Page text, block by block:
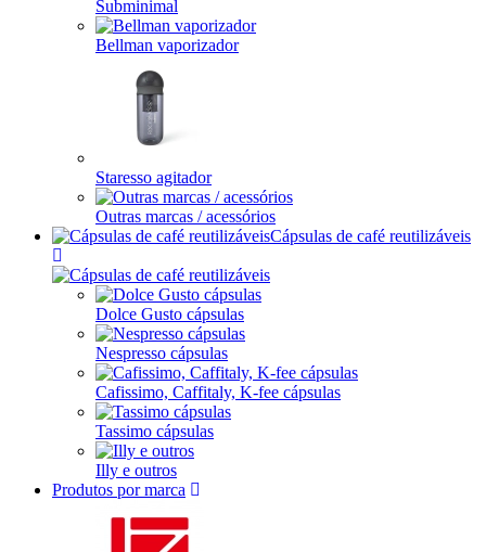
Subminimal
Bellman vaporizador
Staresso agitador
Outras marcas / acessórios
Cápsulas de café reutilizáveis
Dolce Gusto cápsulas
Nespresso cápsulas
Cafissimo, Caffitaly, K-fee cápsulas
Tassimo cápsulas
Illy e outros
Produtos por marca